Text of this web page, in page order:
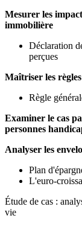
Mesurer les
immobilière
Déclaration
perçues
Maîtriser les
Règle
Examiner le cas
personnes
Analyser les
Plan
L'euro-
Étude de cas :
vie